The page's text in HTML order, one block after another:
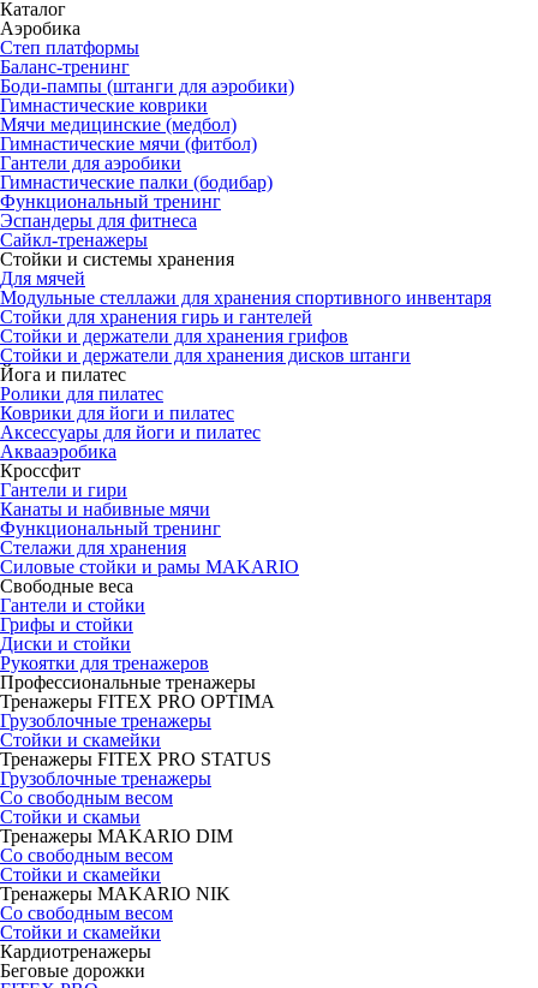
Каталог
Аэробика
Степ платформы
Баланс-тренинг
Боди-пампы (штанги для аэробики)
Гимнастические коврики
Мячи медицинские (медбол)
Гимнастические мячи (фитбол)
Гантели для аэробики
Гимнастические палки (бодибар)
Функциональный тренинг
Эспандеры для фитнеса
Сайкл-тренажеры
Стойки и системы хранения
Для мячей
Модульные стеллажи для хранения спортивного инвентаря
Стойки для хранения гирь и гантелей
Стойки и держатели для хранения грифов
Стойки и держатели для хранения дисков штанги
Йога и пилатес
Ролики для пилатес
Коврики для йоги и пилатес
Аксессуары для йоги и пилатес
Аквааэробика
Кроссфит
Гантели и гири
Канаты и набивные мячи
Функциональный тренинг
Стелажи для хранения
Силовые стойки и рамы MAKARIO
Свободные веса
Гантели и стойки
Грифы и стойки
Диски и стойки
Рукоятки для тренажеров
Профессиональные тренажеры
Тренажеры FITEX PRO OPTIMA
Грузоблочные тренажеры
Стойки и скамейки
Тренажеры FITEX PRO STATUS
Грузоблочные тренажеры
Со свободным весом
Стойки и скамьи
Тренажеры MAKARIO DIM
Со свободным весом
Стойки и скамейки
Тренажеры MAKARIO NIK
Со свободным весом
Стойки и скамейки
Кардиотренажеры
Беговые дорожки